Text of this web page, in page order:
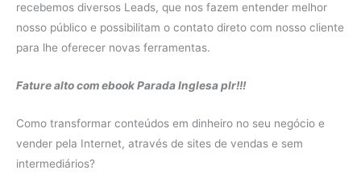
recebemos diversos Leads, que nos fazem entender melhor
nosso público e possibilitam o contato direto com nosso cliente
para lhe oferecer novas ferramentas.
Fature alto com ebook Parada Inglesa plr!!!
Como transformar conteúdos em dinheiro no seu negócio e
vender pela Internet, através de sites de vendas e sem
intermediários?